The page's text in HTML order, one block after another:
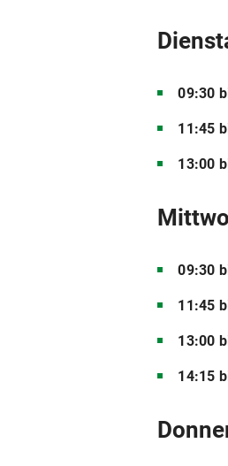
09:30
11:45
13:00
09:30
11:45
13:00
14:15